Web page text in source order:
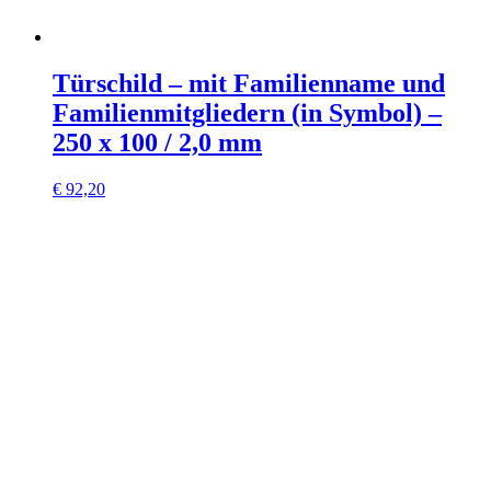
Türschild – mit Familienname und
Familienmitgliedern (in Symbol) –
250 x 100 / 2,0 mm
€ 92,20